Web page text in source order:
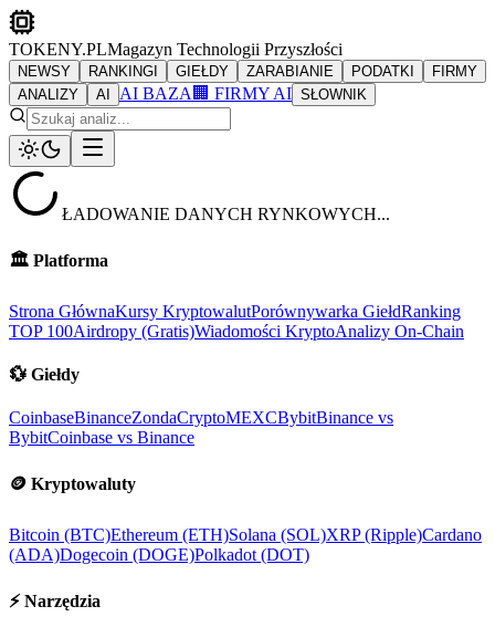
TOKENY.PLMagazyn Technologii Przyszłości
NEWSY RANKINGI GIEŁDY ZARABIANIE PODATKI
FIRMY
ANALIZY
AI AI BAZA 🏢 FIRMY AI SŁOWNIK
ŁADOWANIE DANYCH RYNKOWYCH...
🏛️ Platforma
Strona GłównaKursy KryptowalutPorównywarka GiełdRanking
TOP 100Airdropy (Gratis)Wiadomości KryptoAnalizy On-Chain
💱 Giełdy
CoinbaseBinanceZondaCryptoMEXCBybitBinance vs
BybitCoinbase vs Binance
🪙 Kryptowaluty
Bitcoin (BTC)Ethereum (ETH)Solana (SOL)XRP (Ripple)Cardano
(ADA)Dogecoin (DOGE)Polkadot (DOT)
⚡ Narzędzia